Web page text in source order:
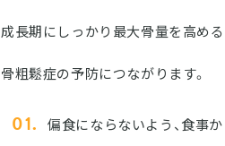
成長期にしっかり最大骨量を高め
骨粗鬆症の予防につながります。
偏食にならないよう、食事